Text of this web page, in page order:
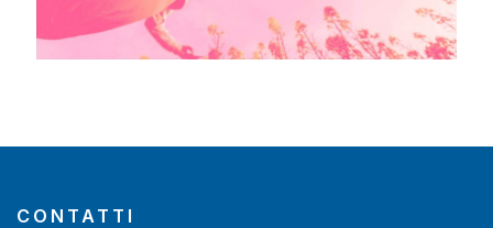
CONTATTI